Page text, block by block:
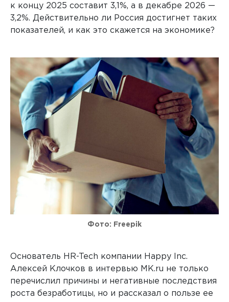
к концу 2025 составит 3,1%, а в декабре 2026 —
3,2%. Действительно ли Россия достигнет таких
показателей, и как это скажется на экономике?
Фото: Freepik
Основатель HR-Tech компании Happy Inc.
Алексей Клочков в интервью MK.ru не только
перечислил причины и негативные последствия
роста безработицы, но и рассказал о пользе ее